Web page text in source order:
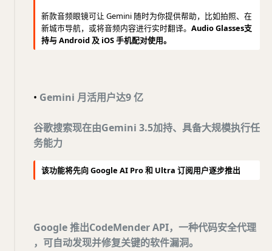
新款音频眼镜可让 Gemini 随时为你提供帮助，比如拍照、在
新城市导航，或将音频内容进行实时翻译。 Audio Glasses支
持与 Android 及 iOS 手机配对使用。
• Gemini 月活用户达9 亿
谷歌搜索现在由Gemini 3.5加持、具备大规模执行任
务能力
该功能将先向 Google AI Pro 和 Ultra 订阅用户逐步推出
Google 推出CodeMender API，一种代码安全代理
，可自动发现并修复关键的软件漏洞。